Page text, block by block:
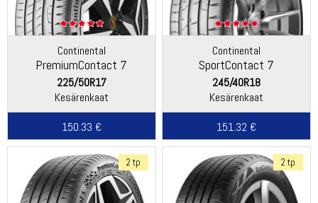
Continental
PremiumContact 7
225/50R17
Kesärenkaat
150.33 €
Continental
SportContact 7
245/40R18
Kesärenkaat
151.32 €
2 tp 2 tp